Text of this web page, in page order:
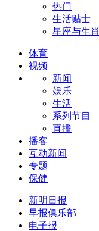
热门
生活贴士
星座与生肖
体育
视频
新闻
娱乐
生活
系列节目
直播
播客
互动新闻
专题
保健
新明日报
早报俱乐部
电子报